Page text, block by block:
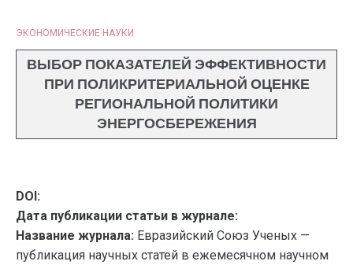
ЭКОНОМИЧЕСКИЕ НАУКИ
ВЫБОР ПОКАЗАТЕЛЕЙ ЭФФЕКТИВНОСТИ
ПРИ ПОЛИКРИТЕРИАЛЬНОЙ ОЦЕНКЕ
РЕГИОНАЛЬНОЙ ПОЛИТИКИ
ЭНЕРГОСБЕРЕЖЕНИЯ
DOI:
Дата публикации статьи в журнале:
Название журнала: Евразийский Союз Ученых —
публикация научных статей в ежемесячном научном